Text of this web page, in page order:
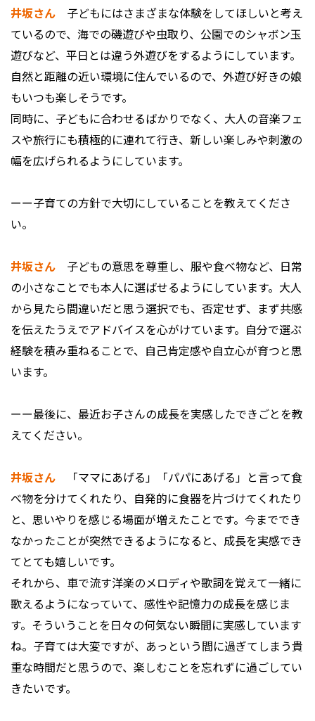
井坂さん 子どもにはさまざまな体験をしてほしいと考え
ているので、海での磯遊びや虫取り、公園でのシャボン玉
遊びなど、平日とは違う外遊びをするようにしています。
自然と距離の近い環境に住んでいるので、外遊び好きの娘
もいつも楽しそうです。
同時に、子どもに合わせるばかりでなく、大人の音楽フェ
スや旅行にも積極的に連れて行き、新しい楽しみや刺激の
幅を広げられるようにしています。
ーー子育ての方針で大切にしていることを教えてくださ
い。
井坂さん 子どもの意思を尊重し、服や食べ物など、日常
の小さなことでも本人に選ばせるようにしています。大人
から見たら間違いだと思う選択でも、否定せず、まず共感
を伝えたうえでアドバイスを心がけています。自分で選ぶ
経験を積み重ねることで、自己肯定感や自立心が育つと思
います。
ーー最後に、最近お子さんの成長を実感したできごとを教
えてください。
井坂さん 「ママにあげる」「パパにあげる」と言って食
べ物を分けてくれたり、自発的に食器を片づけてくれたり
と、思いやりを感じる場面が増えたことです。今まででき
なかったことが突然できるようになると、成長を実感でき
てとても嬉しいです。
それから、車で流す洋楽のメロディや歌詞を覚えて一緒に
歌えるようになっていて、感性や記憶力の成長を感じま
す。そういうことを日々の何気ない瞬間に実感しています
ね。子育ては大変ですが、あっという間に過ぎてしまう貴
重な時間だと思うので、楽しむことを忘れずに過ごしてい
きたいです。